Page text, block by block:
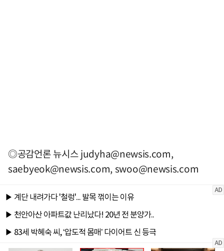
◎공감언론 뉴시스judyha@newsis.com,
saebyeok@newsis.com,swoo@newsis.com